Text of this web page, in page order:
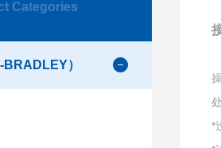
Categories
）
*